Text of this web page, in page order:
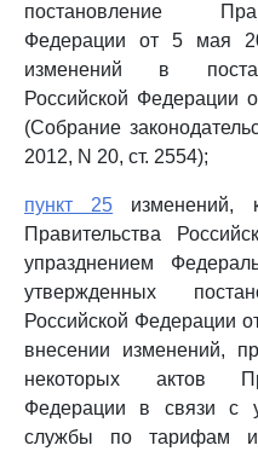
постановление
Федерации от 5 мая
изменений в
Российской Федерации
(Собрание
2012, N 20, ст. 2554);
пункт 25 изменений,
Правительства
упразднением
утвержденных
Российской Федерации
внесении изменений,
некоторых актов
Федерации в связи с
службы по тарифам